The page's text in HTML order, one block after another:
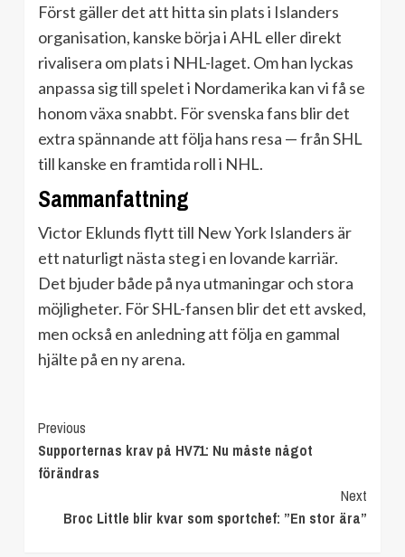
Först gäller det att hitta sin plats i Islanders
organisation, kanske börja i AHL eller direkt
rivalisera om plats i NHL-laget. Om han lyckas
anpassa sig till spelet i Nordamerika kan vi få se
honom växa snabbt. För svenska fans blir det
extra spännande att följa hans resa — från SHL
till kanske en framtida roll i NHL.
Sammanfattning
Victor Eklunds flytt till New York Islanders är
ett naturligt nästa steg i en lovande karriär.
Det bjuder både på nya utmaningar och stora
möjligheter. För SHL-fansen blir det ett avsked,
men också en anledning att följa en gammal
hjälte på en ny arena.
Continue
Reading
Previous
Supporternas krav på HV71: Nu måste något
förändras
Next
Broc Little blir kvar som sportchef: ”En stor ära”